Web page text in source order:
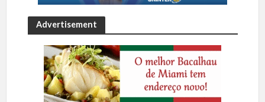
Advertisement